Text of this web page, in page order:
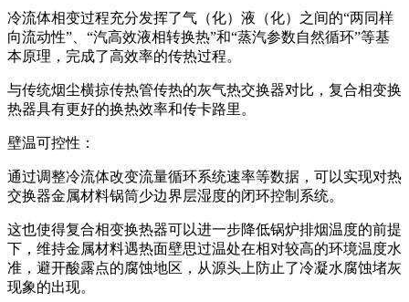
冷流体相变过程充分发挥了气（化）液（化）之间的“两同样
向流动性”、“汽高效液相转换热”和“蒸汽参数自然循环”等基
本原理，完成了高效率的传热过程。
与传统烟尘横掠传热管传热的灰气热交换器对比，复合相变换
热器具有更好的换热效率和传卡路里。
壁温可控性：
通过调整冷流体改变流量循环系统速率等数据，可以实现对热
交换器金属材料锅筒少边界层湿度的闭环控制系统。
这也使得复合相变换热器可以进一步降低锅炉排烟温度的前提
下，维持金属材料遇热面壁思过温处在相对较高的环境温度水
准，避开酸露点的腐蚀地区，从源头上防止了冷凝水腐蚀堵灰
现象的出现。